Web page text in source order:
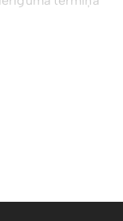
versijas līdz